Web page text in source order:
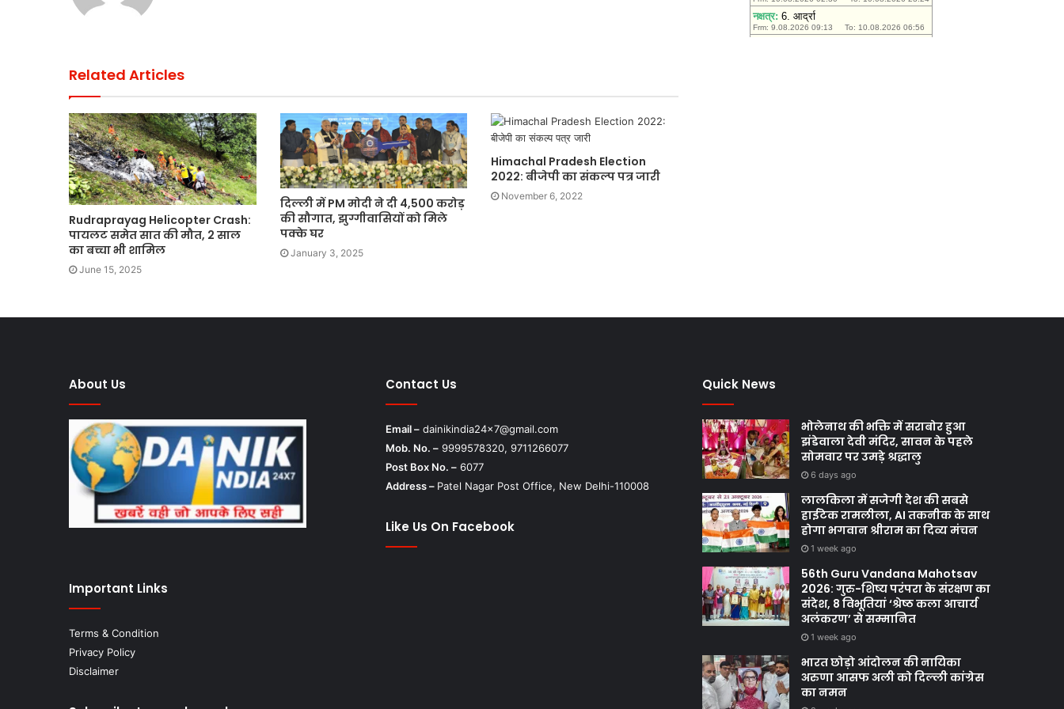
Related Articles
Rudraprayag Helicopter Crash:
पायलट समेत सात की मौत, 2 साल
का बच्चा भी शामिल
June 15, 2025
दिल्ली में PM मोदी ने दी 4,500 करोड़
की सौगात, झुग्गीवासियों को मिले
पक्के घर
January 3, 2025
Himachal Pradesh Election
2022: बीजेपी का संकल्प पत्र जारी
November 6, 2022
About Us
Important Links
Terms & Condition
Privacy Policy
Disclaimer
Contact Us
Email – dainikindia24x7@gmail.com
Mob. No. –9999578320, 9711266077
Post Box No. –6077
Address – Patel Nagar Post Office, New Delhi-110008
Like Us On Facebook
Quick News
भोलेनाथ की भक्ति में सराबोर हुआ
झंडेवाला देवी मंदिर, सावन के पहले
सोमवार पर उमड़े श्रद्धालु
6 days ago
लालकिला में सजेगी देश की सबसे
हाईटेक रामलीला, AI तकनीक के साथ
होगा भगवान श्रीराम का दिव्य मंचन
1 week ago
56th Guru Vandana Mahotsav
2026: गुरु-शिष्य परंपरा के संरक्षण का
संदेश, 8 विभूतियां ‘श्रेष्ठ कला आचार्य
अलंकरण’ से सम्मानित
1 week ago
भारत छोड़ो आंदोलन की नायिका
अरुणा आसफ अली को दिल्ली कांग्रेस
का नमन